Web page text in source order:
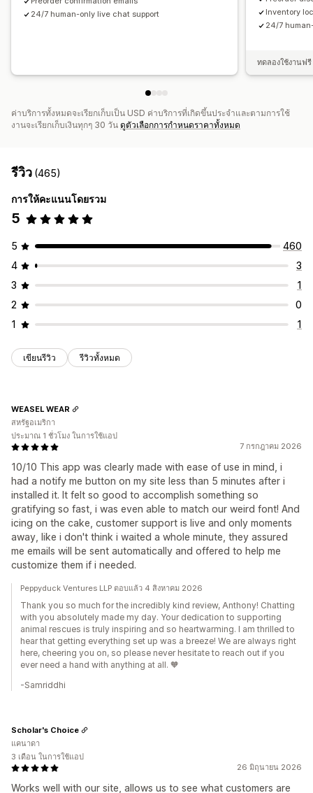
24/7 human-only live chat support
Inventory
24/7
ทดลองใช้งานฟ
ค่าบริการทั้งหมดจะเรียกเก็บเป็น USD ค่าบริการที่เกิดขึ้นประจำและตามการใช้
งานจะเรียกเก็บเงินทุกๆ 30 วัน ดูตัวเลือกการกำหนดราคาทั้งหมด
รีวิว (465)
การให้คะแนนโดยรวม
5
5
460
4
3
3
1
2
0
1
1
เขียนรีวิว รีวิวทั้งหมด
7 กรกฎาคม 2026
10/10 This app was clearly made with ease of use in mind, i
had a notify me button on my site less than 5 minutes after i
installed it. It felt so good to accomplish something so
gratifying so fast, i was even able to match our weird font! And
icing on the cake, customer support is live and only moments
away, like i don't think i waited a whole minute, they assured
me emails will be sent automatically and offered to help me
customize them if i needed.
WEASEL WEAR
สหรัฐอเมริกา
ประมาณ 1 ชั่วโมง ในการใช้แอป
Peppyduck Ventures LLP ตอบแล้ว 4 สิงหาคม 2026
Thank you so much for the incredibly kind review, Anthony! Chatting
with you absolutely made my day. Your dedication to supporting
animal rescues is truly inspiring and so heartwarming. I am thrilled to
hear that getting everything set up was a breeze! We are always right
here, cheering you on, so please never hesitate to reach out if you
ever need a hand with anything at all. 🧡
-Samriddhi
26 มิถุนายน 2026
Works well with our site, allows us to see what customers are
Scholar's Choice
แคนาดา
3 เดือน ในการใช้แอป